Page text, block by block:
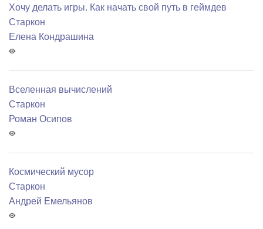
Хочу делать игры. Как начать свой путь в геймдев
Старкон
Елена Кондрашина
Вселенная вычислений
Старкон
Роман Осипов
Космический мусор
Старкон
Андрей Емельянов